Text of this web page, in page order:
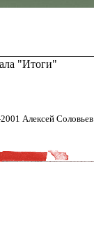
"Итоги"
Алексей Соловьев